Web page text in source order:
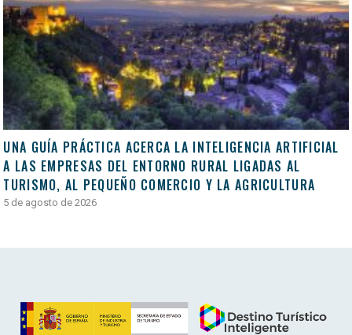
UNA GUÍA PRÁCTICA ACERCA LA INTELIGENCIA ARTIFICIAL
A LAS EMPRESAS DEL ENTORNO RURAL LIGADAS AL
TURISMO, AL PEQUEÑO COMERCIO Y LA AGRICULTURA
5 de agosto de 2026